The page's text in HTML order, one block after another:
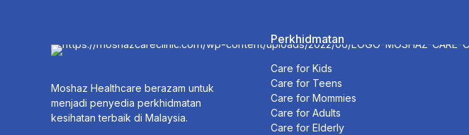
Moshaz Healthcare berazam untuk
menjadi penyedia perkhidmatan
kesihatan terbaik di Malaysia.
Perkhidmatan
Care for Kids
Care for Teens
Care for Mommies
Care for Adults
Care for Elderly